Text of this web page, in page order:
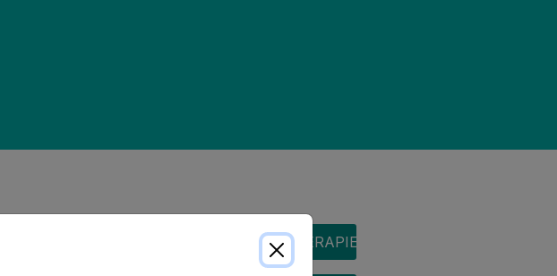
OXYGEN MENU
SAUERSTOFFTHERAPIE